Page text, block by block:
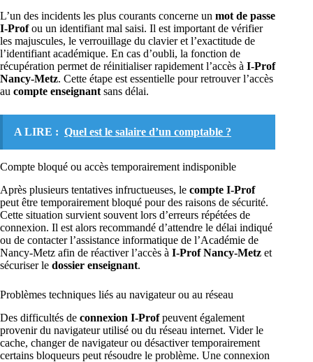
L’un des incidents les plus courants concerne un mot de passe
I-Profou un identifiant mal saisi. Il est important de vérifier
les majuscules, le verrouillage du clavier et l’exactitude de
l’identifiant académique. En cas d’oubli, la fonction de
récupération permet de réinitialiser rapidement l’accès à I-Prof
Nancy-Metz. Cette étape est essentielle pour retrouver l’accès
au compte enseignant sans délai.
A LIRE : Quel est le salaire d’un comptable ?
Compte bloqué ou accès temporairement indisponible
Après plusieurs tentatives infructueuses, le compte I-Prof
peut être temporairement bloqué pour des raisons de sécurité.
Cette situation survient souvent lors d’erreurs répétées de
connexion. Il est alors recommandé d’attendre le délai indiqué
ou de contacter l’assistance informatique de l’Académie de
Nancy-Metz afin de réactiver l’accès à I-Prof Nancy-Metz et
sécuriser le dossier enseignant.
Problèmes techniques liés au navigateur ou au réseau
Des difficultés de connexion I-Profpeuvent également
provenir du navigateur utilisé ou du réseau internet. Vider le
cache, changer de navigateur ou désactiver temporairement
certains bloqueurs peut résoudre le problème. Une connexion